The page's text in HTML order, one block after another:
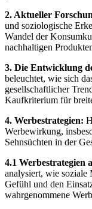
2. Aktueller
und soziologische
Wandel der
nachhaltigen
3. Die Entwicklung
beleuchtet, wie sich
gesellschaftlicher
Kaufkriterium für
4. Werbestrategien:
Werbewirkung,
Sehnsüchten in der
4.1 Werbestrategien
analysiert, wie
Gefühl und den
wahrgenommene